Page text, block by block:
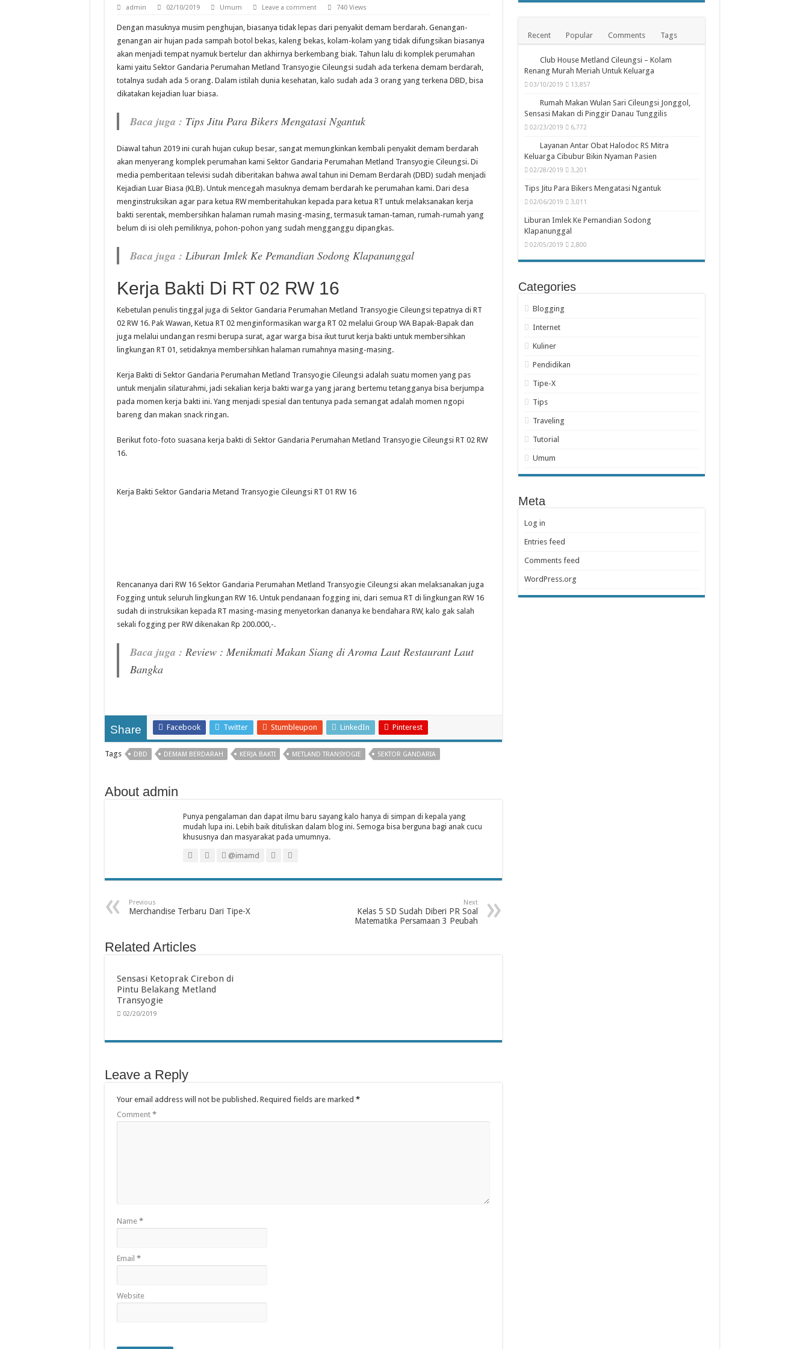
Sensasi Ketoprak Cirebon di Pintu Belakang Metland Transyogie
Review : Hotel Bumi Asih Pangkalpinang Bangka
Review : Dine & Chat Resto Kota Jambi
Traveling Ke Kota Jambi
admin 02/10/2019 Umum Leave a comment 740 Views
Dengan masuknya musim penghujan, biasanya tidak lepas dari penyakit demam berdarah. Genangan-
genangan air hujan pada sampah botol bekas, kaleng bekas, kolam-kolam yang tidak difungsikan biasanya
akan menjadi tempat nyamuk bertelur dan akhirnya berkembang biak. Tahun lalu di komplek perumahan
kami yaitu Sektor Gandaria Perumahan Metland Transyogie Cileungsi sudah ada terkena demam berdarah,
totalnya sudah ada 5 orang. Dalam istilah dunia kesehatan, kalo sudah ada 3 orang yang terkena DBD, bisa
dikatakan kejadian luar biasa.
Baca juga : Tips Jitu Para Bikers Mengatasi Ngantuk
Diawal tahun 2019 ini curah hujan cukup besar, sangat memungkinkan kembali penyakit demam berdarah
akan menyerang komplek perumahan kami Sektor Gandaria Perumahan Metland Transyogie Cileungsi. Di
media pemberitaan televisi sudah diberitakan bahwa awal tahun ini Demam Berdarah (DBD) sudah menjadi
Kejadian Luar Biasa (KLB). Untuk mencegah masuknya demam berdarah ke perumahan kami. Dari desa
menginstruksikan agar para ketua RW memberitahukan kepada para ketua RT untuk melaksanakan kerja
bakti serentak, membersihkan halaman rumah masing-masing, termasuk taman-taman, rumah-rumah yang
belum di isi oleh pemiliknya, pohon-pohon yang sudah mengganggu dipangkas.
Baca juga : Liburan Imlek Ke Pemandian Sodong Klapanunggal
Kerja Bakti Di RT 02 RW 16
Kebetulan penulis tinggal juga di Sektor Gandaria Perumahan Metland Transyogie Cileungsi tepatnya di RT
02 RW 16. Pak Wawan, Ketua RT 02 menginformasikan warga RT 02 melalui Group WA Bapak-Bapak dan
juga melalui undangan resmi berupa surat, agar warga bisa ikut turut kerja bakti untuk membersihkan
lingkungan RT 01, setidaknya membersihkan halaman rumahnya masing-masing.
Kerja Bakti di Sektor Gandaria Perumahan Metland Transyogie Cileungsi adalah suatu momen yang pas
untuk menjalin silaturahmi, jadi sekalian kerja bakti warga yang jarang bertemu tetangganya bisa berjumpa
pada momen kerja bakti ini. Yang menjadi spesial dan tentunya pada semangat adalah momen ngopi
bareng dan makan snack ringan.
Berikut foto-foto suasana kerja bakti di Sektor Gandaria Perumahan Metland Transyogie Cileungsi RT 02 RW
16.
Kerja Bakti Sektor Gandaria Metand Transyogie Cileungsi RT 01 RW 16
Rencananya dari RW 16 Sektor Gandaria Perumahan Metland Transyogie Cileungsi akan melaksanakan juga
Fogging untuk seluruh lingkungan RW 16. Untuk pendanaan fogging ini, dari semua RT di lingkungan RW 16
sudah di instruksikan kepada RT masing-masing menyetorkan dananya ke bendahara RW, kalo gak salah
sekali fogging per RW dikenakan Rp 200.000,-.
Baca juga : Review : Menikmati Makan Siang di Aroma Laut Restaurant Laut
Bangka
Share Facebook Twitter Stumbleupon LinkedIn Pinterest
Tags DBD DEMAM BERDARAH KERJA BAKTI METLAND TRANSYOGIE SEKTOR GANDARIA
About admin
Punya pengalaman dan dapat ilmu baru sayang kalo hanya di simpan di kepala yang
mudah lupa ini. Lebih baik dituliskan dalam blog ini. Semoga bisa berguna bagi anak cucu
khususnya dan masyarakat pada umumnya.
@imamd
Previous
Merchandise Terbaru Dari Tipe-X
Next
Kelas 5 SD Sudah Diberi PR Soal
Matematika Persamaan 3 Peubah
Related Articles
Sensasi Ketoprak Cirebon di
Pintu Belakang Metland
Transyogie
02/20/2019
Leave a Reply
Your email address will not be published. Required fields are marked *
Comment *
Name *
Email *
Website
Recent Popular Comments Tags
Club House Metland Cileungsi – Kolam
Renang Murah Meriah Untuk Keluarga
03/10/2019 13,857
Rumah Makan Wulan Sari Cileungsi Jonggol,
Sensasi Makan di Pinggir Danau Tunggilis
02/23/2019 6,772
Layanan Antar Obat Halodoc RS Mitra
Keluarga Cibubur Bikin Nyaman Pasien
02/28/2019 3,201
Tips Jitu Para Bikers Mengatasi Ngantuk
02/06/2019 3,011
Liburan Imlek Ke Pemandian Sodong
Klapanunggal
02/05/2019 2,800
Categories
Blogging
Internet
Kuliner
Pendidikan
Tipe-X
Tips
Traveling
Tutorial
Umum
Meta
Log in
Entries feed
Comments feed
WordPress.org